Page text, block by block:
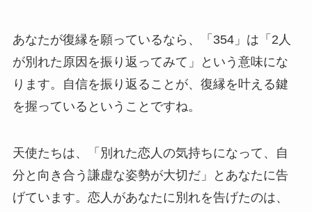
あなたが復縁を願っているなら、「354」は「2人
が別れた原因を振り返ってみて」という意味にな
ります。自信を振り返ることが、復縁を叶える鍵
を握っているということですね。
天使たちは、「別れた恋人の気持ちになって、自
分と向き合う謙虚な姿勢が大切だ」とあなたに告
げています。恋人があなたに別れを告げたのは、